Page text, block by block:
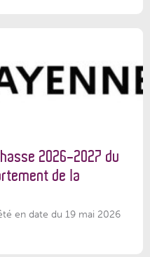
2026-2027 du
de la
en date du 19 mai 2026